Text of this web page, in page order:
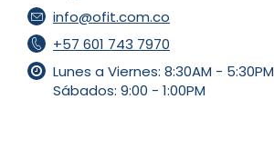
info@ofit.com.co
+57 601 743 7970
Lunes a Viernes: 8:30AM - 5:30PM
Sábados: 9:00 - 1:00PM